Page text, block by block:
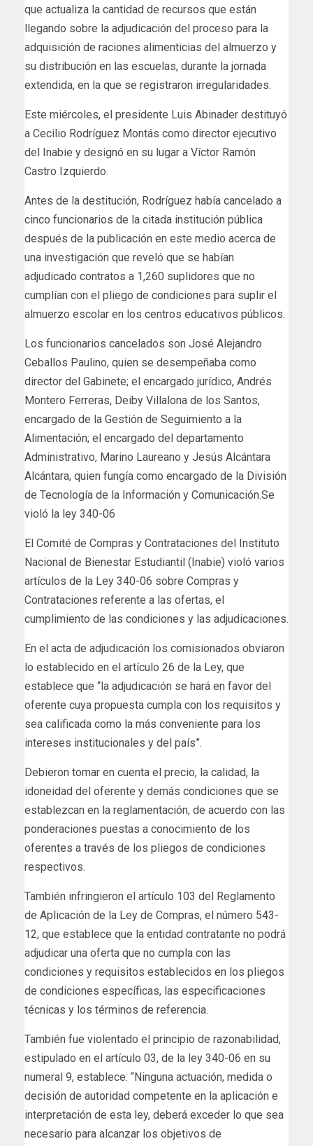
que actualiza la cantidad de recursos que están
llegando sobre la adjudicación del proceso para la
adquisición de raciones alimenticias del almuerzo y
su distribución en las escuelas, durante la jornada
extendida, en la que se registraron irregularidades.
Este miércoles, el presidente Luis Abinader destituyó
a Cecilio Rodríguez Montás como director ejecutivo
del Inabie y designó en su lugar a Víctor Ramón
Castro Izquierdo.
Antes de la destitución, Rodríguez había cancelado a
cinco funcionarios de la citada institución pública
después de la publicación en este medio acerca de
una investigación que reveló que se habían
adjudicado contratos a 1,260 suplidores que no
cumplían con el pliego de condiciones para suplir el
almuerzo escolar en los centros educativos públicos.
Los funcionarios cancelados son José Alejandro
Ceballos Paulino, quien se desempeñaba como
director del Gabinete; el encargado jurídico, Andrés
Montero Ferreras, Deiby Villalona de los Santos,
encargado de la Gestión de Seguimiento a la
Alimentación; el encargado del departamento
Administrativo, Marino Laureano y Jesús Alcántara
Alcántara, quien fungía como encargado de la División
de Tecnología de la Información y Comunicación.Se
violó la ley 340-06
El Comité de Compras y Contrataciones del Instituto
Nacional de Bienestar Estudiantil (Inabie) violó varios
artículos de la Ley 340-06 sobre Compras y
Contrataciones referente a las ofertas, el
cumplimiento de las condiciones y las adjudicaciones.
En el acta de adjudicación los comisionados obviaron
lo establecido en el artículo 26 de la Ley, que
establece que “la adjudicación se hará en favor del
oferente cuya propuesta cumpla con los requisitos y
sea calificada como la más conveniente para los
intereses institucionales y del país”.
Debieron tomar en cuenta el precio, la calidad, la
idoneidad del oferente y demás condiciones que se
establezcan en la reglamentación, de acuerdo con las
ponderaciones puestas a conocimiento de los
oferentes a través de los pliegos de condiciones
respectivos.
También infringieron el artículo 103 del Reglamento
de Aplicación de la Ley de Compras, el número 543-
12, que establece que la entidad contratante no podrá
adjudicar una oferta que no cumpla con las
condiciones y requisitos establecidos en los pliegos
de condiciones específicas, las especificaciones
técnicas y los términos de referencia.
También fue violentado el principio de razonabilidad,
estipulado en el artículo 03, de la ley 340-06 en su
numeral 9, establece: “Ninguna actuación, medida o
decisión de autoridad competente en la aplicación e
interpretación de esta ley, deberá exceder lo que sea
necesario para alcanzar los objetivos de